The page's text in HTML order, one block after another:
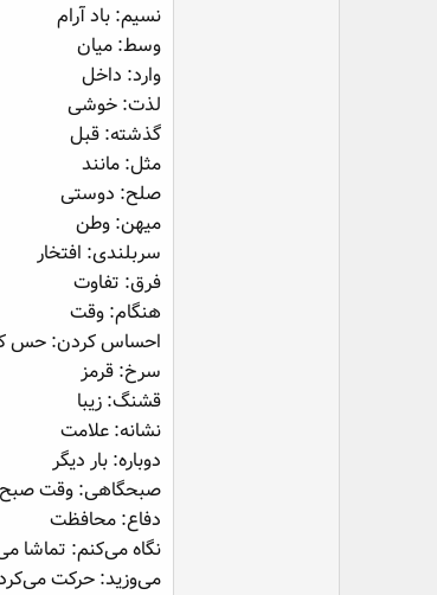
نسیم: باد آرام
وسط: میان
وارد: داخل
لذت: خوشی
گذشته: قبل
مثل: مانند
صلح: دوستی
میهن: وطن
سربلندی: افتخار
فرق: تفاوت
هنگام: وقت
احساس کردن: حس
سرخ: قرمز
قشنگ: زیبا
نشانه: علامت
دوباره: بار دیگر
صبحگاهی: وقت صبح
دفاع: محافظت
نگاه می‌کنم: تماشا
می‌وزید: حرکت